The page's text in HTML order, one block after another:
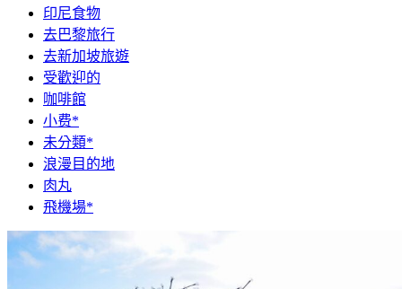
印尼食物
去巴黎旅行
去新加坡旅遊
受歡迎的
咖啡館
小费*
未分類*
浪漫目的地
肉丸
飛機場*